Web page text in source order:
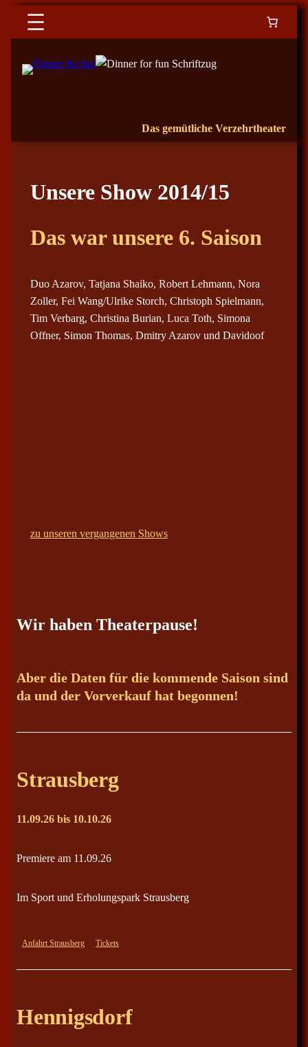
Das gemütliche Verzehrtheater
Unsere Show 2014/15
Das war unsere 6. Saison
Duo Azarov, Tatjana Shaiko, Robert Lehmann, Nora
Zoller, Fei Wang/Ulrike Storch, Christoph Spielmann,
Tim Verbarg, Christina Burian, Luca Toth, Simona
Offner, Simon Thomas, Dmitry Azarov und Davidoof
zu unseren vergangenen Shows
Wir haben Theaterpause!
Aber die Daten für die kommende Saison sind
da und der Vorverkauf hat begonnen!
Strausberg
11.09.26 bis 10.10.26
Premiere am 11.09.26
Im Sport und Erholungspark Strausberg
Anfahrt Strausberg Tickets
Hennigsdorf